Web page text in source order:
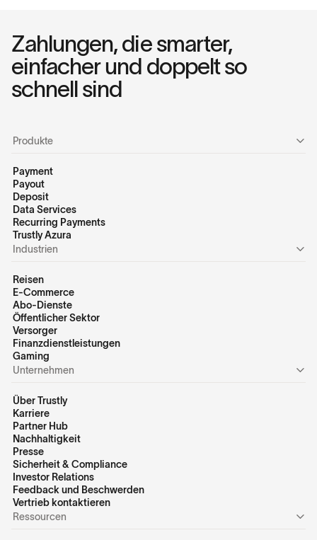
Zahlungen, die smarter,
einfacher und doppelt so
schnell sind
Produkte
Payment
Payout
Deposit
Data Services
Recurring Payments
Trustly Azura
Industrien
Reisen
E-Commerce
Abo-Dienste
Öffentlicher Sektor
Versorger
Finanzdienstleistungen
Gaming
Unternehmen
Über Trustly
Karriere
Partner Hub
Nachhaltigkeit
Presse
Sicherheit & Compliance
Investor Relations
Feedback und Beschwerden
Vertrieb kontaktieren
Ressourcen